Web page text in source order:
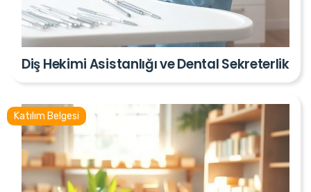
Diş Hekimi Asistanlığı ve Dental Sekreterlik
Katılım Belgesi